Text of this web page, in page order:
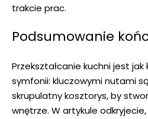
trakcie prac.
Podsumowanie
Przekształcanie kuchni jest
symfonii: kluczowymi nutami
skrupulatny kosztorys, by
wnętrze. ⁢W artykule⁢